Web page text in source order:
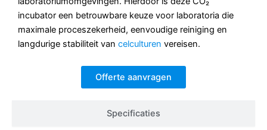
Specificaties
incubator een betrouwbare keuze voor laboratoria die
maximale proceszekerheid, eenvoudige reiniging en
langdurige stabiliteit van celculturen vereisen.
Offerte aanvragen